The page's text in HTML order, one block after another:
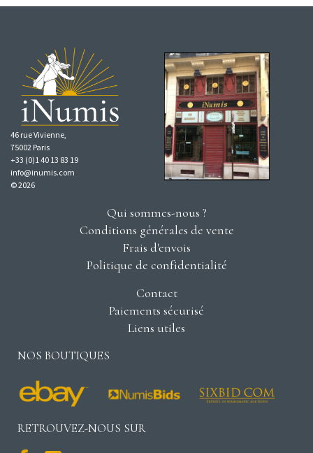
46 rue Vivienne,
75002 Paris
+33 (0)1 40 13 83 19
info@inumis.com
© 2026
Qui sommes-nous ?
Conditions générales de vente
Frais d'envois
Politique de confidentialité
Contact
Paiements sécurisé
Liens utiles
NOS BOUTIQUES
RETROUVEZ-NOUS SUR